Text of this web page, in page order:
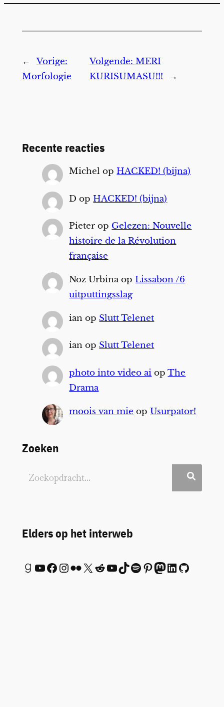
←
Vorige:
Morfologie
Volgende:MERI
KURISUMASU!!!
→
Recente reacties
Michel opHACKED! (bijna)
D opHACKED! (bijna)
Pieter op Gelezen: Nouvelle
histoire de la Révolution
française
Noz UrbinaopLissabon /6
uitputtingsslag
ian op Slutt Telenet
ian op Slutt Telenet
photo into video ai opThe
Drama
moois van mie opUsurpator!
Zoeken
Elders op het interweb
Goodreads YouTube Facebook InstagramFlickr X Reddit YouTube TikTok Spotify Pinterest Mastodon LinkedIn GitHub